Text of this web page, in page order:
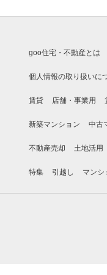
goo住宅・不動産とは
個人情報の取り扱いに
賃貸 店舗・事業用
新築マンション 中古
不動産売却 土地活用
特集 引越し マンシ